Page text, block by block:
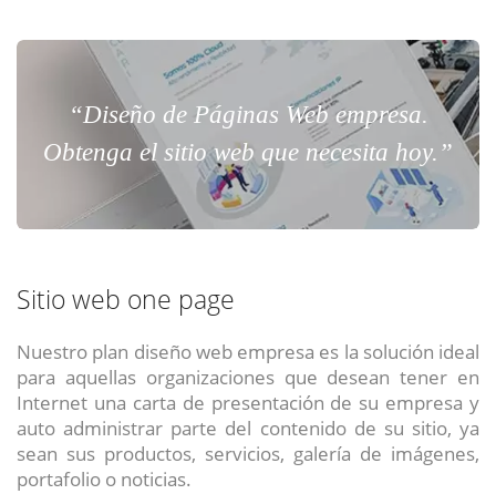
“Diseño de Páginas Web empresa.
Obtenga el sitio web que necesita hoy.”
Sitio web one page
Nuestro plan diseño web empresa es la solución ideal
para aquellas organizaciones que desean tener en
Internet una carta de presentación de su empresa y
auto administrar parte del contenido de su sitio, ya
sean sus productos, servicios, galería de imágenes,
portafolio o noticias.